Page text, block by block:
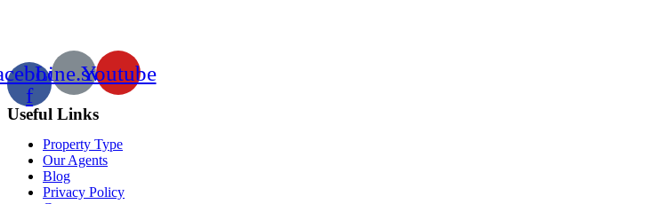
f
Line.svgYoutube
Useful Links
Property Type
Our Agents
Blog
Privacy Policy